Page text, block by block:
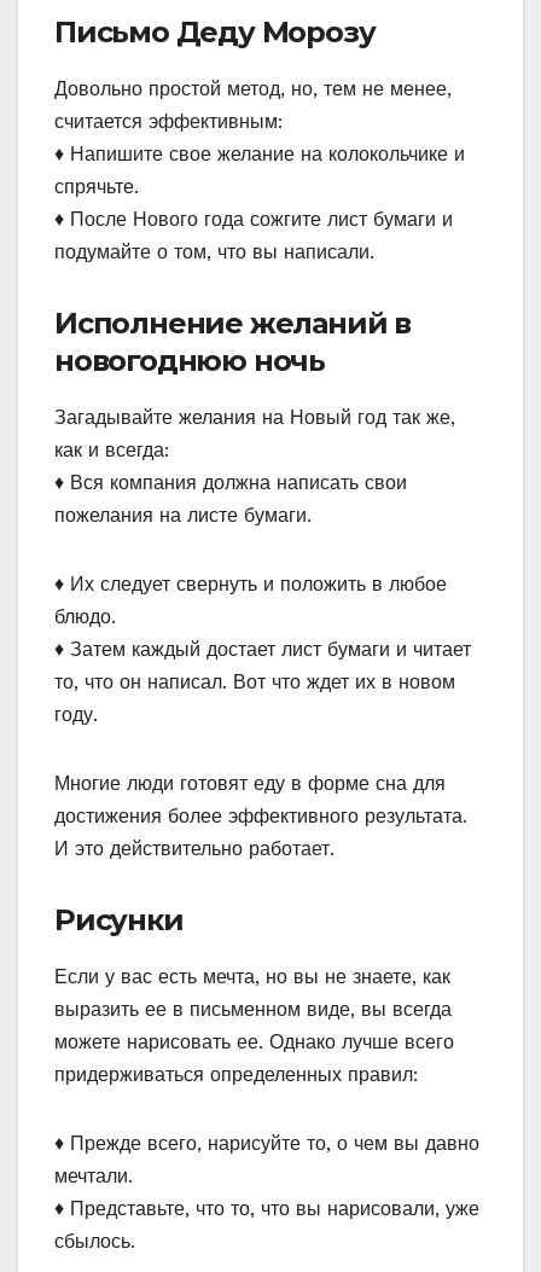
Письмо Деду Морозу
Довольно простой метод, но, тем не менее,
считается эффективным:
♦ Напишите свое желание на колокольчике и
спрячьте.
♦ После Нового года сожгите лист бумаги и
подумайте о том, что вы написали.
Исполнение желаний в
новогоднюю ночь
Загадывайте желания на Новый год так же,
как и всегда:
♦ Вся компания должна написать свои
пожелания на листе бумаги.
♦ Их следует свернуть и положить в любое
блюдо.
♦ Затем каждый достает лист бумаги и читает
то, что он написал. Вот что ждет их в новом
году.
Многие люди готовят еду в форме сна для
достижения более эффективного результата.
И это действительно работает.
Рисунки
Если у вас есть мечта, но вы не знаете, как
выразить ее в письменном виде, вы всегда
можете нарисовать ее. Однако лучше всего
придерживаться определенных правил:
♦ Прежде всего, нарисуйте то, о чем вы давно
мечтали.
♦ Представьте, что то, что вы нарисовали, уже
сбылось.